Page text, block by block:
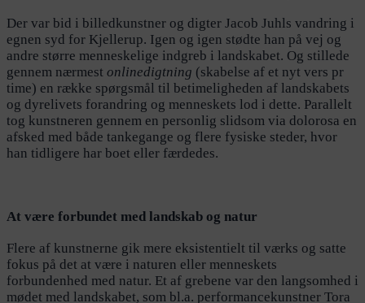
Der var bid i billedkunstner og digter Jacob Juhls vandring i
egnen syd for Kjellerup. Igen og igen stødte han på vej og
andre større menneskelige indgreb i landskabet. Og stillede
gennem nærmest onlinedigtning (skabelse af et nyt vers pr
time) en række spørgsmål til betimeligheden af landskabets
og dyrelivets forandring og menneskets lod i dette. Parallelt
tog kunstneren gennem en personlig slidsom via dolorosa en
afsked med både tankegange og flere fysiske steder, hvor
han tidligere har boet eller færdedes.
At være forbundet med landskab og natur
Flere af kunstnerne gik mere eksistentielt til værks og satte
fokus på det at være i naturen eller menneskets
forbundenhed med natur. Et af grebene var den langsomhed i
mødet med landskabet, som bl.a. performancekunstner Tora